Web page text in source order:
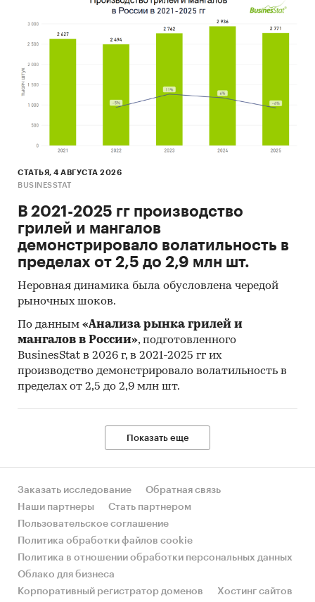
СТАТЬЯ, 4 АВГУСТА 2026
BUSINESSTAT
В 2021-2025 гг производство
грилей и мангалов
демонстрировало волатильность в
пределах от 2,5 до 2,9 млн шт.
Неровная динамика была обусловлена чередой
рыночных шоков.
По данным «Анализа рынка грилей и
мангалов в России», подготовленного
BusinesStat в 2026 г, в 2021-2025 гг их
производство демонстрировало волатильность в
пределах от 2,5 до 2,9 млн шт.
Показать еще
Заказать исследование
Обратная связь
Наши партнеры
Стать партнером
Пользовательское соглашение
Политика обработки файлов cookie
Политика в отношении обработки персональных данных
Облако для бизнеса
Корпоративный регистратор доменов
Хостинг сайтов